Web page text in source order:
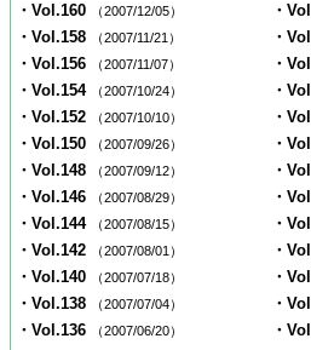
・Vol.160 （2007/12/05） ・
・Vol.158 （2007/11/21） ・
・Vol.156 （2007/11/07） ・
・Vol.154 （2007/10/24） ・
・Vol.152 （2007/10/10） ・
・Vol.150 （2007/09/26） ・
・Vol.148 （2007/09/12） ・
・Vol.146 （2007/08/29） ・
・Vol.144 （2007/08/15） ・
・Vol.142 （2007/08/01） ・
・Vol.140 （2007/07/18） ・
・Vol.138 （2007/07/04） ・
・Vol.136 （2007/06/20） ・